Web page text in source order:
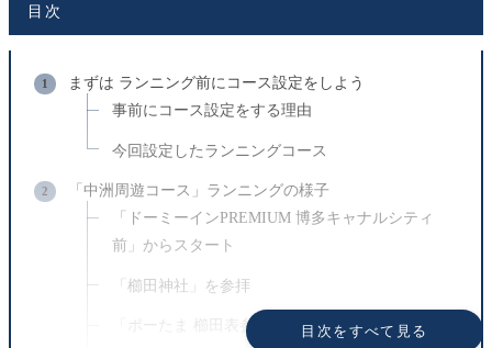
目次
目次をすべて見る
まずは ランニング前にコース設定をしよう
事前にコース設定をする理由
今回設定したランニングコース
「中洲周遊コース」ランニングの様子
「ドーミーインPREMIUM 博多キャナルシティ
前」からスタート
「櫛田神社」を参拝
「ポーたま 櫛田表参道店」を通過